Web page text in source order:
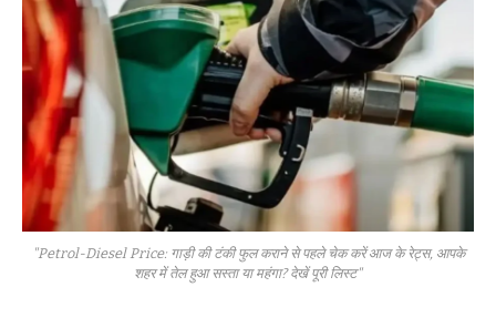
"Petrol-Diesel Price: गाड़ी की टंकी फुल कराने से पहले चेक करें आज के रेट्स, आपके
शहर में तेल हुआ सस्ता या महंगा? देखें पूरी लिस्ट"